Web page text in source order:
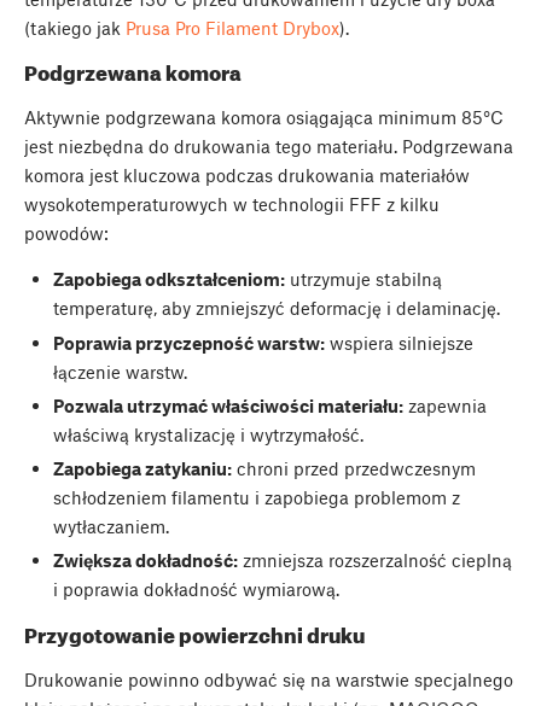
(takiego jak Prusa Pro Filament Drybox).
Podgrzewana komora
Aktywnie podgrzewana komora osiągająca minimum 85°C
jest niezbędna do drukowania tego materiału. Podgrzewana
komora jest kluczowa podczas drukowania materiałów
wysokotemperaturowych w technologii FFF z kilku
powodów:
Zapobiega odkształceniom:utrzymuje stabilną
temperaturę, aby zmniejszyć deformację i delaminację.
Poprawia przyczepność warstw:wspiera silniejsze
łączenie warstw.
Pozwala utrzymać właściwości materiału:zapewnia
właściwą krystalizację i wytrzymałość.
Zapobiega zatykaniu:chroni przed przedwczesnym
schłodzeniem filamentu i zapobiega problemom z
wytłaczaniem.
Zwiększa dokładność:zmniejsza rozszerzalność cieplną
i poprawia dokładność wymiarową.
Przygotowanie powierzchni druku
Drukowanie powinno odbywać się na warstwie specjalnego